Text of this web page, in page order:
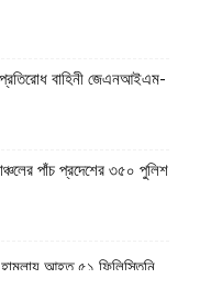
বাহিনী জেএনআইএম-
পাঁচ প্রদেশের ৩৫০ পুলিশ
হামলায় আহত ৫১ ফিলিস্তিনি